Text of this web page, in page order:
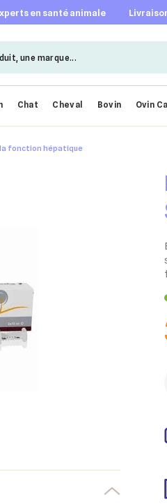
en santé animale
Chat Cheval Bovin Ovin
la fonction hépatique